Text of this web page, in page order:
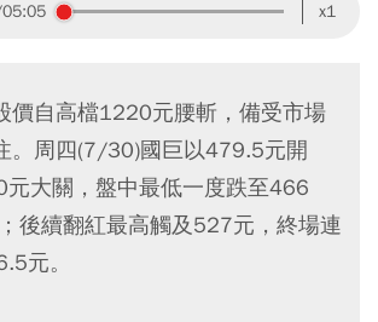
x1
價自高檔1220元腰斬，備受市場
。周四(7/30)國巨以479.5元開
元大關，盤中最低一度跌至466
後續翻紅最高觸及527元，終場連
元。